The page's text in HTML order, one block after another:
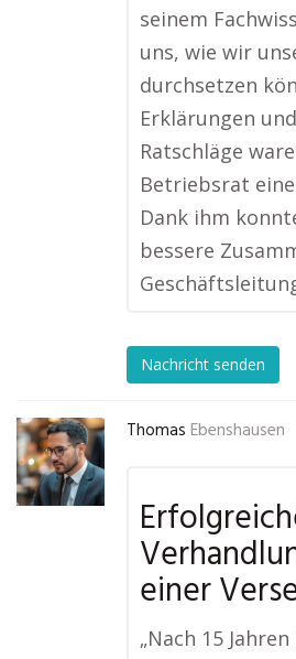
seinem
uns, wie wir
durchsetzen
Erklärungen
Ratschläge
Betriebsrat
Dank ihm
bessere
Nachricht senden
Thomas Ebenshausen
einer
„Nach 15